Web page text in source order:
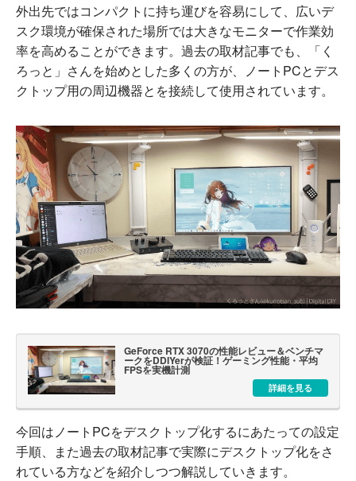
外出先ではコンパクトに持ち運びを容易にして、広いデ
スク環境が確保された場所では大きなモニターで作業効
率を高めることができます。過去の取材記事でも、「く
ろっと」さんを始めとした多くの方が、ノートPCとデス
クトップ用の周辺機器とを接続して使用されています。
GeForce RTX 3070の性能レビュー＆ベンチマ
ークをDDIYerが検証！ゲーミング性能・平均
FPSを実機計測
詳細を見る
今回はノートPCをデスクトップ化するにあたっての設定
手順、また過去の取材記事で実際にデスクトップ化をさ
れている方などを紹介しつつ解説していきます。